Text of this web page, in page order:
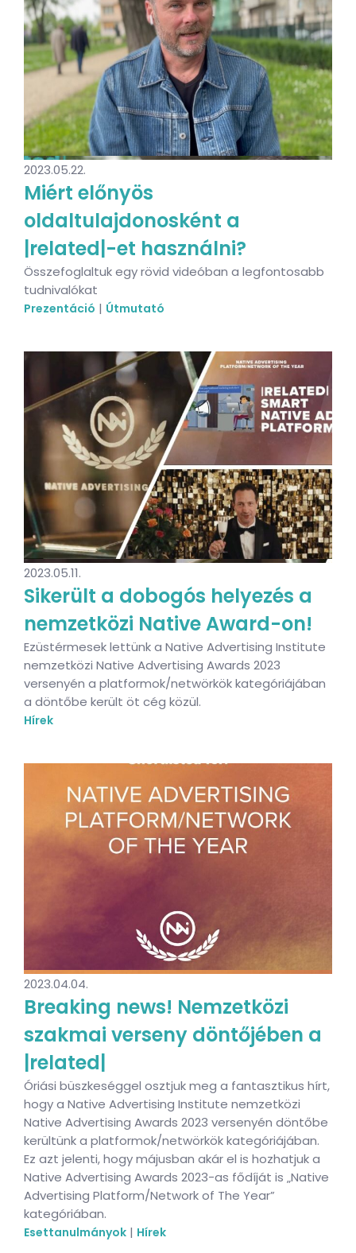
2023.05.22.
Miért előnyös
oldaltulajdonosként a
|related|-et használni?
Összefoglaltuk egy rövid videóban a legfontosabb
tudnivalókat
Prezentáció | Útmutató
2023.05.11.
Sikerült a dobogós helyezés a
nemzetközi Native Award-on!
​Ezüstérmesek lettünk a Native Advertising Institute
nemzetközi Native Advertising Awards 2023
versenyén a platformok/netwörkök kategóriájában
a döntőbe került öt cég közül.
Hírek
2023.04.04.
Breaking news! Nemzetközi
szakmai verseny döntőjében a
|related|
Óriási büszkeséggel osztjuk meg a fantasztikus hírt,
hogy a Native Advertising Institute nemzetközi
Native Advertising Awards 2023 versenyén döntőbe
kerültünk a platformok/netwörkök kategóriájában.
Ez azt jelenti, hogy májusban akár el is hozhatjuk a
Native Advertising Awards 2023-as fődíját is „Native
Advertising Platform/Network of The Year”
kategóriában.
Esettanulmányok | Hírek